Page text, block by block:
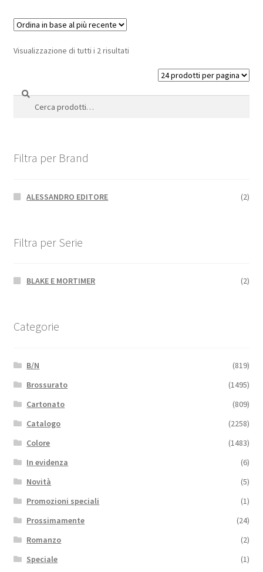
Visualizzazione di tutti i 2 risultati
Cerca:
Cerca
Filtra per Brand
ALESSANDRO EDITORE (2)
Filtra per Serie
BLAKE E MORTIMER (2)
Categorie
B/N
(819)
Brossurato
(1495)
Cartonato
(809)
Catalogo
(2258)
Colore
(1483)
In evidenza
(6)
Novità
(5)
Promozioni speciali
(1)
Prossimamente
(24)
Romanzo
(2)
Speciale
(1)